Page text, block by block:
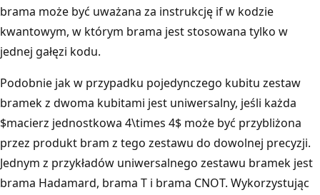
brama może być uważana za instrukcję if w kodzie
kwantowym, w którym brama jest stosowana tylko w
jednej gałęzi kodu.
Podobnie jak w przypadku pojedynczego kubitu zestaw
bramek z dwoma kubitami jest uniwersalny, jeśli każda
$macierz jednostkowa 4\times 4$ może być przybliżona
przez produkt bram z tego zestawu do dowolnej precyzji.
Jednym z przykładów uniwersalnego zestawu bramek jest
brama Hadamard, brama T i brama CNOT. Wykorzystując